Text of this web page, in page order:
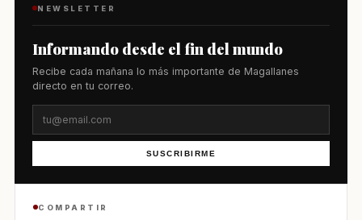
NEWSLETTER
Informando desde el fin del mundo
Recibe cada mañana lo más importante de Magallanes
directo en tu correo.
SUSCRIBIRME
COMPARTIR